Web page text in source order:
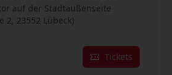
auf der Stadtaußenseite
2, 23552 Lübeck)
Tickets